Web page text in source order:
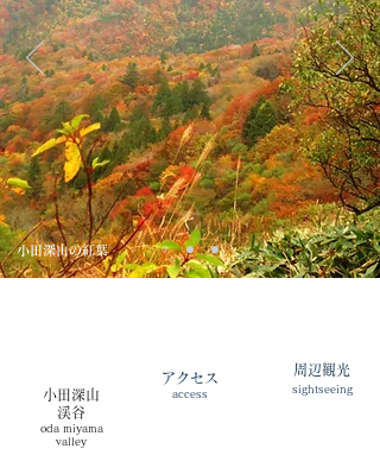
​小田深山の紅葉
​ アクセス
access
小田深山
渓谷
​oda miyama
valley
周辺観光
sightseeing